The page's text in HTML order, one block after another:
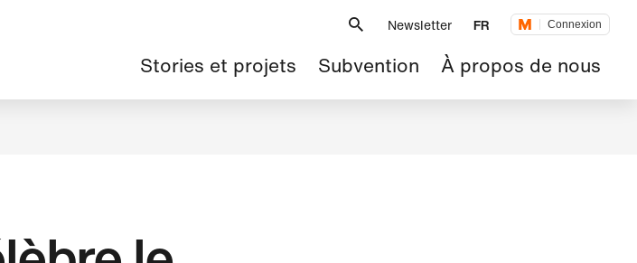
Newsletter FR Connexion
Navigation
principale
Stories et projets Subvention À propos de nous